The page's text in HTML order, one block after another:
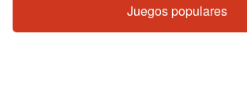
Juegos populares